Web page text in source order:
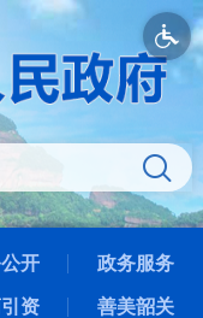
开 政务服务
资 善美韶关